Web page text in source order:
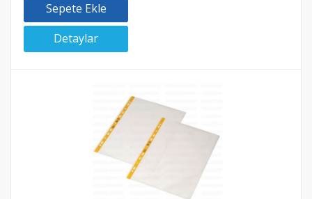
Sepete Ekle
Detaylar